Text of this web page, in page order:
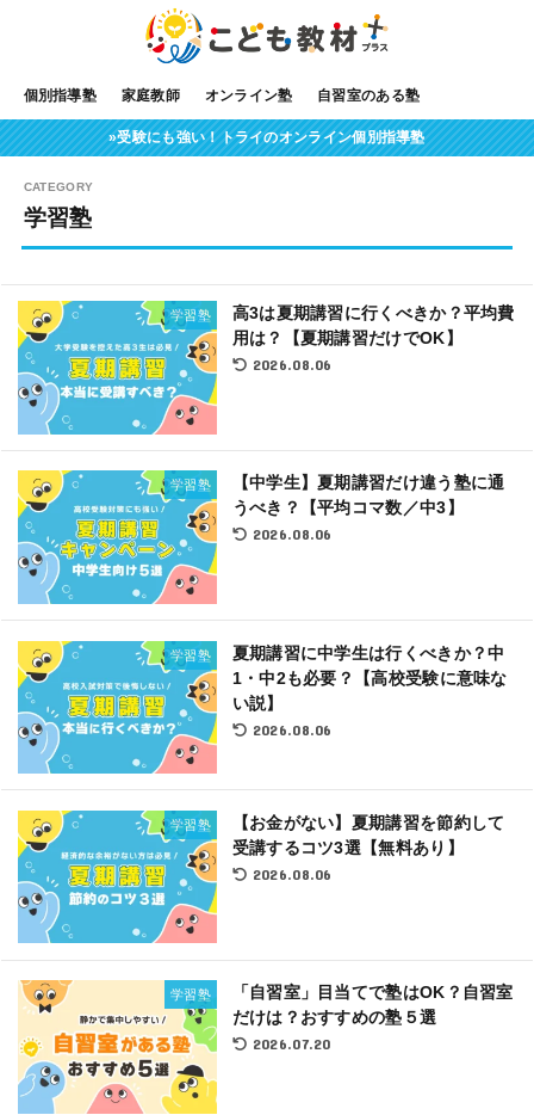
個別指導塾 家庭教師 オンライン塾 自習室のある塾
»受験にも強い！トライのオンライン個別指導塾
学習塾
学習塾
高3は夏期講習に行くべきか？平均費
用は？【夏期講習だけでOK】
2026.08.06
学習塾
【中学生】夏期講習だけ違う塾に通
うべき？【平均コマ数／中3】
2026.08.06
学習塾
夏期講習に中学生は行くべきか？中
1・中2も必要？【高校受験に意味な
い説】
2026.08.06
学習塾
【お金がない】夏期講習を節約して
受講するコツ3選【無料あり】
2026.08.06
学習塾
「自習室」目当てで塾はOK？自習室
だけは？おすすめの塾５選
2026.07.20